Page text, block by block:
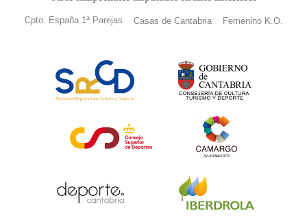
Cpto. España 1ª Parejas Casas de Cantabria Femenino K.O.